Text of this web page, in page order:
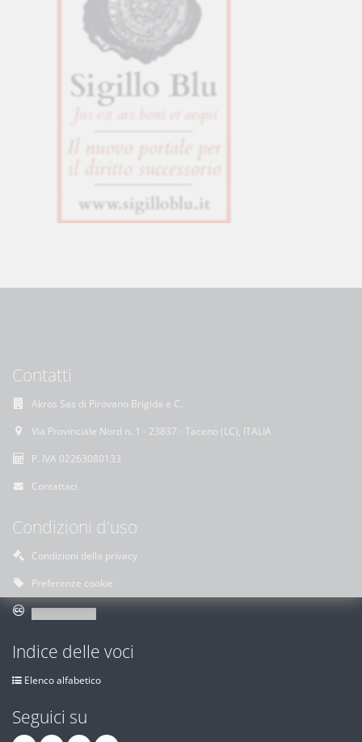
Contatti
Akros Sas di Pirovano Brigida e C.
Via Provinciale Nord n. 1 - 23837 - Taceno (LC), ITALIA
P. IVA 02263080133
Contattaci
Condizioni d'uso
Condizioni della privacy
Preferenze cookie
Indice delle voci
Elenco alfabetico
Seguici su